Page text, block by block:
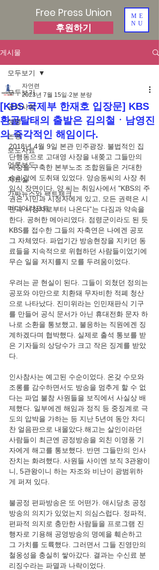
Free Press Union
후원하기
ME
NU
게시물
모두보기
공지사항
성명
논평
보도자료
언론보도
자료실
가짜뉴스와 팩트체크
미디어리포트
모두보기
[KBS 국제부 한재호 입장문] KBS
환골탈태의 출발은 김의철ㆍ남영진
의 즉각적인 해임이다.
자언련
2023년 7월 15일 2분 분량
2018년 4월 9일 본관 민주광장. 불법적인 집
단행동으로 고대영 사장을 내쫒고 그들만의
세상을 구축한 본부노조 조합원들은 거대한
승리감에 도취돼 있었다. 양승동씨의 사장 취
임식 장면이다. 양 씨는 취임사에서 "KBS의 주
권은 시민과 시청자에게 있고, 모든 권력은 시
민과 시청자로부터 나온다”는 다짐과 약속을
한다. 공허한 메아리였다. 점령군이라도 된 듯
KBS를 접수한 그들의 자축연은 나에겐 공포
그 자체였다. 파업기간 방송현장을 지키던 동
료들을 지속적으로 위협하던 사람들이었기에
무슨 일을 저지를지 모를 두려움이었다.
우려는 곧 현실이 된다. 그들이 외쳤던 정의는
공포와 야만으로 치환돼 무자비한 적폐 청산
으로 나타났다. 진미위라는 인민재판식 기구
를 만들어 공식 문서가 아닌 휴대전화 문자 하
나로 소환을 통보했고, 불응하는 직원에겐 징
계하겠다며 협박했다. 실제로 출석 통보를 받
은 기자들의 상당수가 크고 작은 징계를 받았
다.
인사참사는 예고된 수순이었다. 온갖 수모와
조롱를 감수하면서도 방송을 멈추게 할 수 없
다는 파업 불참 사원들을 보직에서 사실상 배
제했다. 일부에겐 해임과 정직 등 중징계로 극
도의 압박을 가하는 등 지난 5년여 동안 차디
찬 얼음판으로 내몰았다.해고는 살인이라던
사람들이 최근엔 공정방송을 외친 이영풍 기
자에게 해고를 통보했다. 반면 그들만의 인사
잔치는 화려했다. 사원들 사이엔 보직 3관왕이
니, 5관왕이니 하는 자조와 비난이 광범위하
게 퍼져 있다.
불공정 편파방송은 또 어떤가. 애시당초 공정
방송의 의지가 있었는지 의심스럽다. 정파적,
편파적 의지로 충만한 사람들을 프로그램 진
행자로 기용해 공영방송의 명예을 훼손하고
그 가치를 도륙했다. 그러면서 그들 진영만의
철옹성을 충실히 쌓아갔다. 결과는 수신료 분
리징수라는 파멸과 나락이었다.